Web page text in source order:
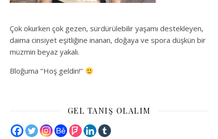
Çok okurken çok gezen, sürdürülebilir yaşamı destekleyen,
daima cinsiyet eşitliğine inanan, doğaya ve spora düşkün bir
müzmin beyaz yakalı.
Bloğuma ‘’Hoş geldin!’’
GEL TANIŞ OLALIM